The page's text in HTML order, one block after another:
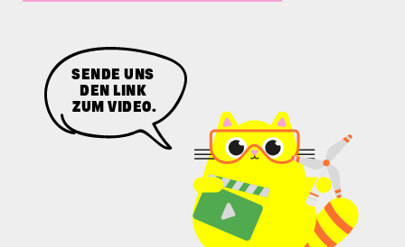
SENDE UNS
DEN LINK
ZUM VIDEO.